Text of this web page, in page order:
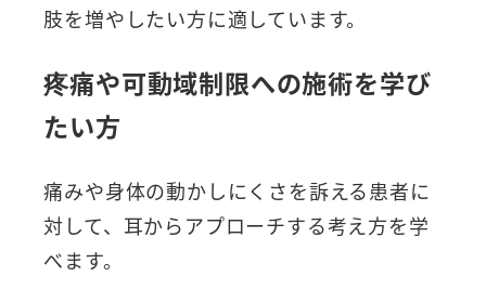
肢を増やしたい方に適しています。
疼痛や可動域制限への施術を学び
たい方
痛みや身体の動かしにくさを訴える患者に
対して、耳からアプローチする考え方を学
べます。